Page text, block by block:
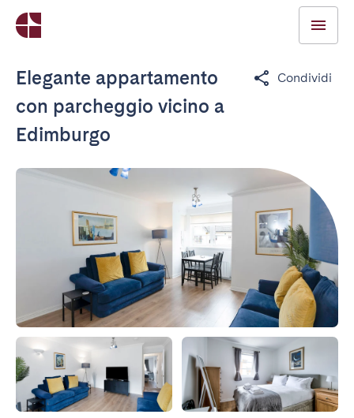
Elegante appartamento
con parcheggio vicino a
Edimburgo
Condividi